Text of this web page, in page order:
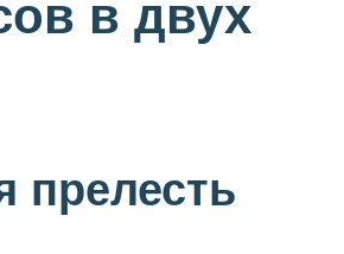
в двух
прелесть